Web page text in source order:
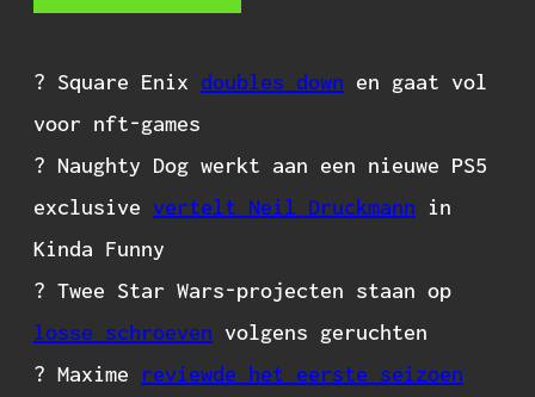
? Square Enix doubles down en gaat vol
voor nft-games
? Naughty Dog werkt aan een nieuwe PS5
exclusive vertelt Neil Druckmann in
Kinda Funny
? Twee Star Wars-projecten staan op
losse schroeven volgens geruchten
? Maxime reviewde het eerste seizoen